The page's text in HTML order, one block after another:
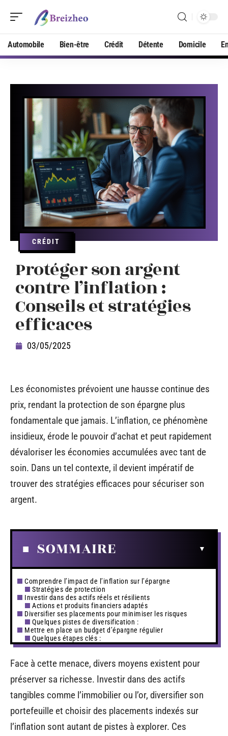
Automobile Bien-être Crédit Détente Domicile
CRÉDIT
Protéger son argent
contre l’inflation :
Conseils et stratégies
efficaces
03/05/2025
Les économistes prévoient une hausse continue des
prix, rendant la protection de son épargne plus
fondamentale que jamais. L’inflation, ce phénomène
insidieux, érode le pouvoir d’achat et peut rapidement
dévaloriser les économies accumulées avec tant de
soin. Dans un tel contexte, il devient impératif de
trouver des stratégies efficaces pour sécuriser son
argent.
SOMMAIRE
Comprendre l’impact de l’inflation sur l’épargne
Stratégies de protection
Investir dans des actifs réels et résilients
Actions et produits financiers adaptés
Diversifier ses placements pour minimiser les risques
Quelques pistes de diversification :
Mettre en place un budget d’épargne régulier
Quelques étapes clés :
Face à cette menace, divers moyens existent pour
préserver sa richesse. Investir dans des actifs
tangibles comme l’immobilier ou l’or, diversifier son
portefeuille et choisir des placements indexés sur
l’inflation sont autant de pistes à explorer. Ces